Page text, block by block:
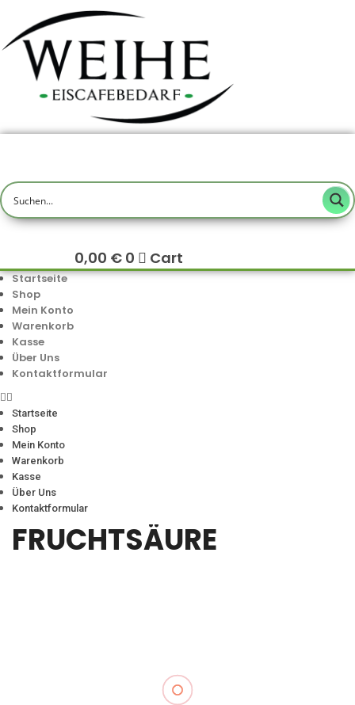
0,00 € 0 Cart
Startseite
Shop
Mein Konto
Warenkorb
Kasse
Über Uns
Kontaktformular
Startseite
Shop
Mein Konto
Warenkorb
Kasse
Über Uns
Kontaktformular
FRUCHTSÄURE